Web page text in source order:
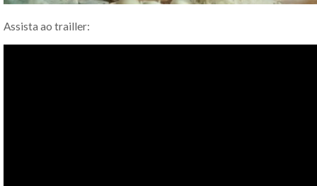
Assista ao trailler: